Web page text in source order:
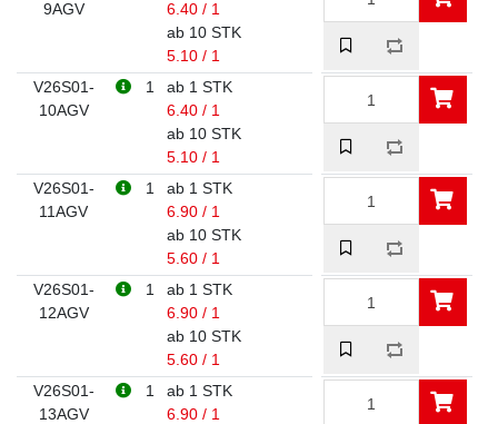
9AGV
6.40 / 1
ab 10 STK
5.10 / 1
V26S01-
10AGV
1
ab 1 STK
6.40 / 1
ab 10 STK
5.10 / 1
V26S01-
11AGV
1
ab 1 STK
6.90 / 1
ab 10 STK
5.60 / 1
V26S01-
12AGV
1
ab 1 STK
6.90 / 1
ab 10 STK
5.60 / 1
V26S01-
13AGV
1
ab 1 STK
6.90 / 1